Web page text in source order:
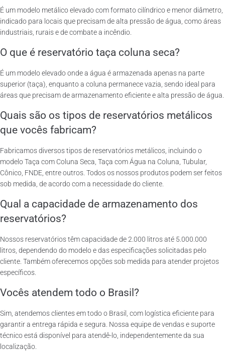
É um modelo metálico elevado com formato cilíndrico e menor diâmetro,
indicado para locais que precisam de alta pressão de água, como áreas
industriais, rurais e de combate a incêndio.
O que é reservatório taça coluna seca?
É um modelo elevado onde a água é armazenada apenas na parte
superior (taça), enquanto a coluna permanece vazia, sendo ideal para
áreas que precisam de armazenamento eficiente e alta pressão de água.
Quais são os tipos de reservatórios metálicos
que vocês fabricam?
Fabricamos diversos tipos de reservatórios metálicos, incluindo o
modelo Taça com Coluna Seca, Taça com Água na Coluna, Tubular,
Cônico, FNDE, entre outros. Todos os nossos produtos podem ser feitos
sob medida, de acordo com a necessidade do cliente.
Qual a capacidade de armazenamento dos
reservatórios?
Nossos reservatórios têm capacidade de 2.000 litros até 5.000.000
litros, dependendo do modelo e das especificações solicitadas pelo
cliente. Também oferecemos opções sob medida para atender projetos
específicos.
Vocês atendem todo o Brasil?
Sim, atendemos clientes em todo o Brasil, com logística eficiente para
garantir a entrega rápida e segura. Nossa equipe de vendas e suporte
técnico está disponível para atendê-lo, independentemente da sua
localização.